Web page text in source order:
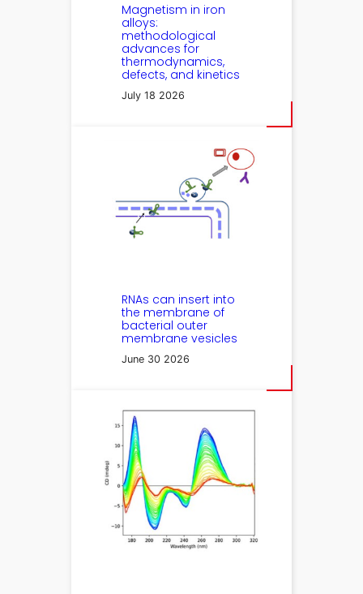
Magnetism in iron
alloys:
methodological
advances for
thermodynamics,
defects, and kinetics
July 18 2026
RNAs can insert into
the membrane of
bacterial outer
membrane vesicles
June 30 2026